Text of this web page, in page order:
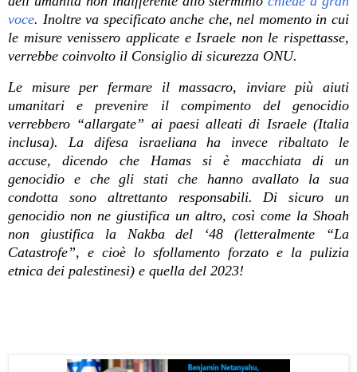
voce. Inoltre va specificato anche che, nel momento in cui
le misure venissero applicate e Israele non le rispettasse,
verrebbe coinvolto il Consiglio di sicurezza ONU.
Le misure per fermare il massacro, inviare più aiuti
umanitari e prevenire il compimento del genocidio
verrebbero “allargate” ai paesi alleati di Israele (Italia
inclusa). La difesa israeliana ha invece ribaltato le
accuse, dicendo che Hamas si è macchiata di un
genocidio e che gli stati che hanno avallato la sua
condotta sono altrettanto responsabili. Di sicuro un
genocidio non ne giustifica un altro, così come la Shoah
non giustifica la Nakba del ‘48 (letteralmente “La
Catastrofe”, e cioè lo sfollamento forzato e la pulizia
etnica dei palestinesi) e quella del 2023!